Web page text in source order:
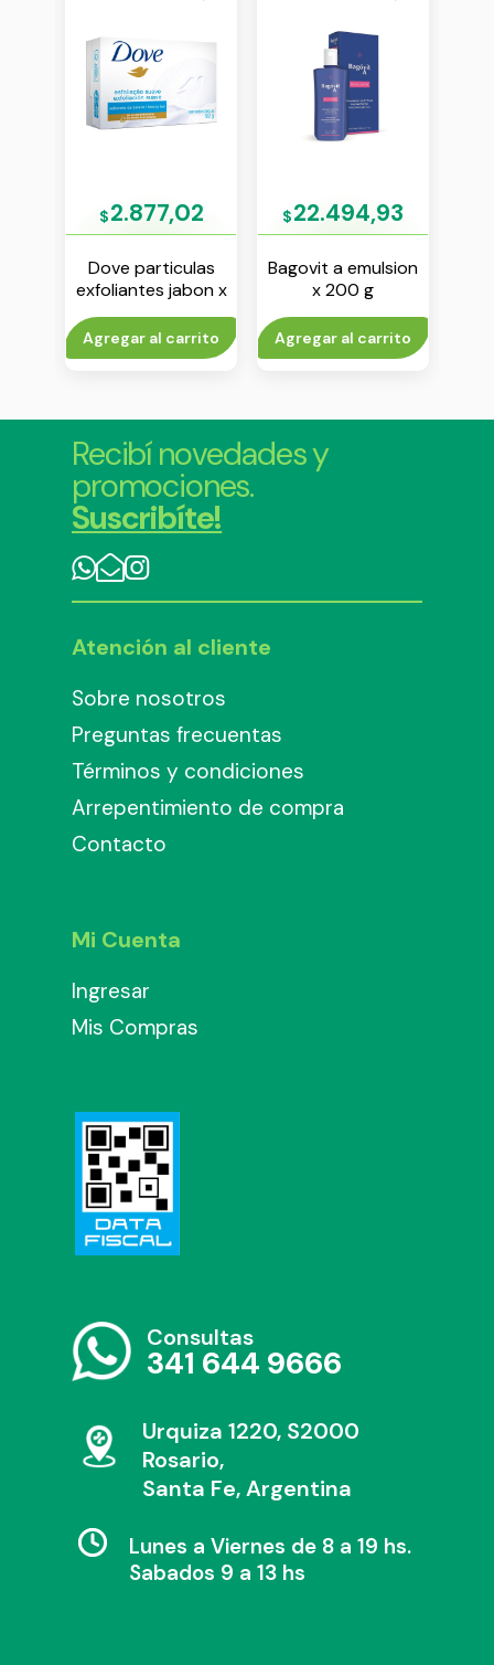
$2.877,02
Dove particulas
exfoliantes jabon x
90 g
Agregar al carrito
$22.494,93
Bagovit a emulsion
x 200 g
Agregar al carrito
Recibí novedades y
promociones.
Suscribíte!
Atención al cliente
Sobre nosotros
Preguntas frecuentas
Términos y condiciones
Arrepentimiento de compra
Contacto
Mi Cuenta
Ingresar
Mis Compras
Consultas
341 644 9666
Urquiza 1220, S2000
Rosario,
Santa Fe, Argentina
Lunes a Viernes de 8 a 19 hs.
Sabados 9 a 13 hs